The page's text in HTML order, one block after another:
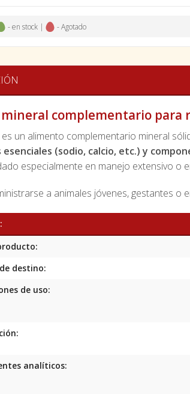
- en stock | - Agotado
mineral complementario para
es un alimento complementario mineral
esenciales (sodio, calcio, etc.) y
especialmente en manejo extensivo o
a animales jóvenes, gestantes o
destino:
de uso:
analíticos: